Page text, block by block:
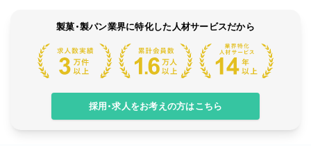
製菓・製パン業界に特化した人材サービスだから
採用・求人をお考えの方はこちら